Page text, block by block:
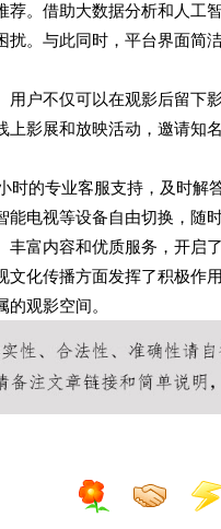
荐。借助大数据分析和人工
扰。与此同时，平台界面简
用户不仅可以在观影后留下
上影展和放映活动，邀请知
时的专业客服支持，及时
能电视等设备自由切换，随
丰富内容和优质服务，开
文化传播方面发挥了积极
观影空间。